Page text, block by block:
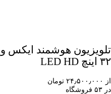
۳۲ اینچ LED HD
از ۲۴٫۵۰۰٫۰۰۰ تومان
در ۵۳ فروشگاه